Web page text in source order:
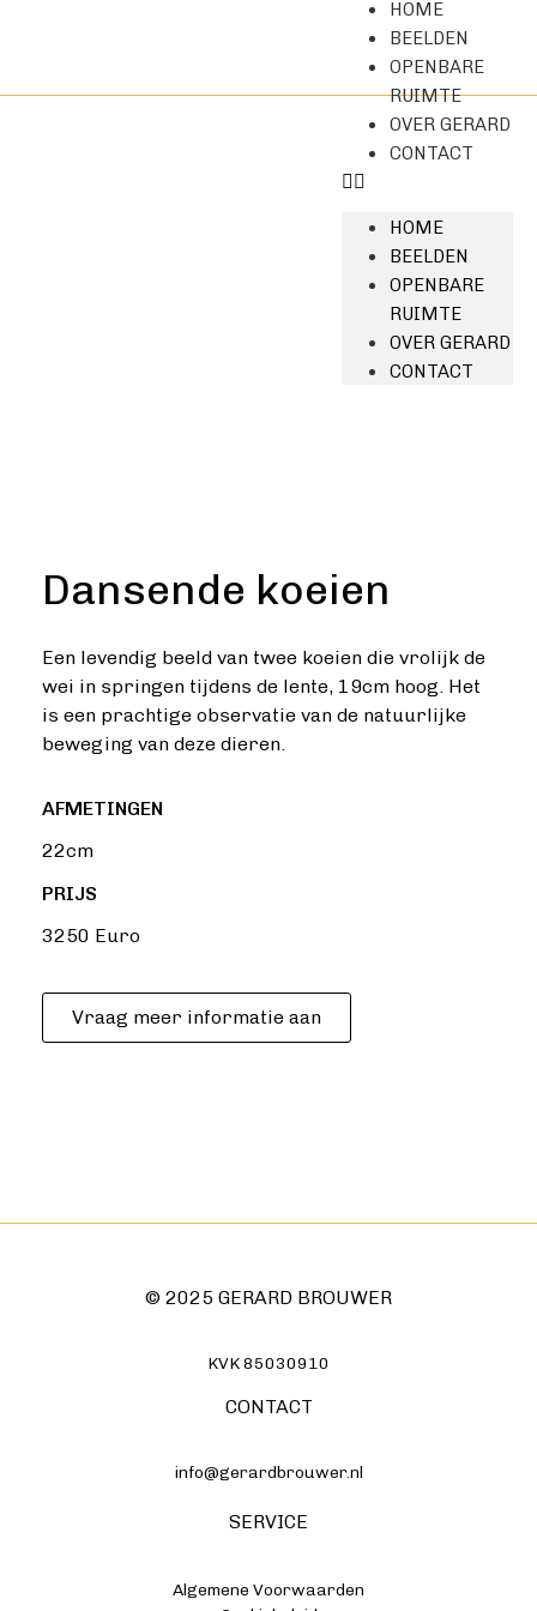
HOME
BEELDEN
OPENBARE
RUIMTE
OVER GERARD
CONTACT
HOME
BEELDEN
OPENBARE
RUIMTE
OVER GERARD
CONTACT
Dansende koeien
Een levendig beeld van twee koeien die vrolijk de
wei in springen tijdens de lente, 19cm hoog. Het
is een prachtige observatie van de natuurlijke
beweging van deze dieren.
AFMETINGEN
22cm
PRIJS
3250 Euro
Vraag meer informatie aan
© 2025 GERARD BROUWER
KVK 85030910
CONTACT
info@gerardbrouwer.nl
SERVICE
Algemene Voorwaarden